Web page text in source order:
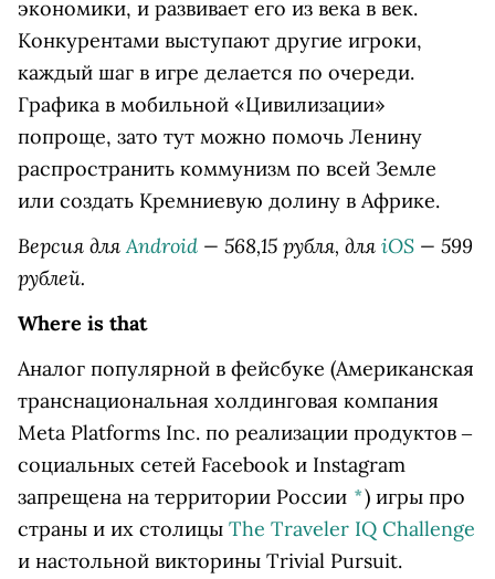
экономики, и развивает его из века в век.
Конкурентами выступают другие игроки,
каждый шаг в игре делается по очереди.
Графика в мобильной «Цивилизации»
попроще, зато тут можно помочь Ленину
распространить коммунизм по всей Земле
или создать Кремниевую долину в Африке.
Версия дляAndroid — 568,15 рубля, для iOS — 599
рублей.
Where is that
Аналог популярной в фейсбуке (Американская
транснациональная холдинговая компания
Meta Platforms Inc. по реализации продуктов ‒
социальных сетей Facebook и Instagram
запрещена на территории России *) игры про
страны и их столицы The Traveler IQ Challenge
и настольной викторины Trivial Pursuit.